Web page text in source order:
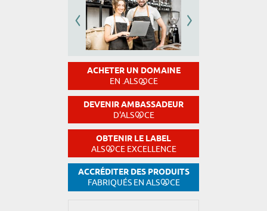
ACHETER UN DOMAINE
EN .ALS CE
DEVENIR AMBASSADEUR
D'ALS CE
OBTENIR LE LABEL
ALS CE EXCELLENCE
ACCRÉDITER DES PRODUITS
FABRIQUÉS EN ALS CE